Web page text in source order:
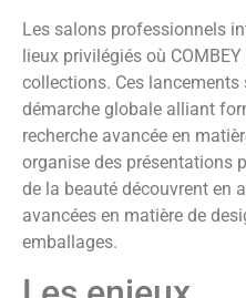
Les salons professionnels
lieux privilégiés où
collections. Ces
démarche globale alliant
recherche avancée en
organise des présentations
de la beauté découvrent en
avancées en matière de
emballages.